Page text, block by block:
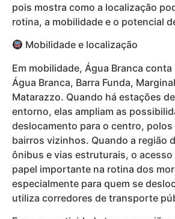
pois mostra como a localização
rotina, a mobilidade e o potencial
Mobilidade e localização
Em mobilidade, Água Branca
Água Branca, Barra Funda,
Matarazzo. Quando há estações
entorno, elas ampliam as
deslocamento para o centro, polos
bairros vizinhos. Quando a região
ônibus e vias estruturais, o
papel importante na rotina dos
especialmente para quem se
utiliza corredores de transporte